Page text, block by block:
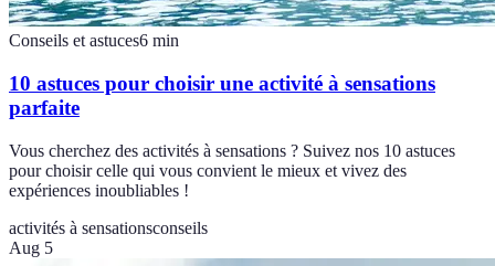
Conseils et astuces6 min
10 astuces pour choisir une activité à sensations
parfaite
Vous cherchez des activités à sensations ? Suivez nos 10 astuces
pour choisir celle qui vous convient le mieux et vivez des
expériences inoubliables !
activités à sensationsconseils
Aug 5